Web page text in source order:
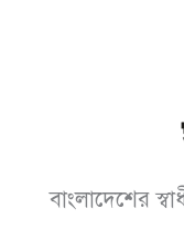
বাংলাদেশের